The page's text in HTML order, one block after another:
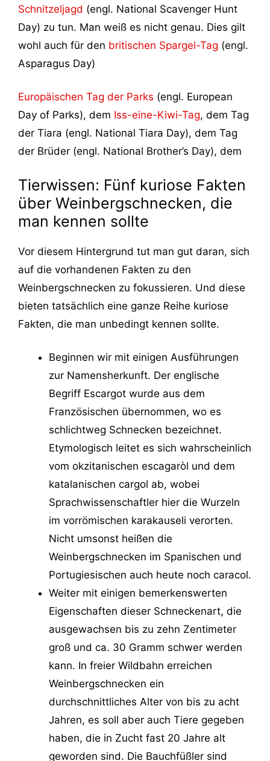
Schnitzeljagd (engl. National Scavenger Hunt
Day) zu tun. Man weiß es nicht genau. Dies gilt
wohl auch für den britischen Spargel-Tag (engl.
Asparagus Day)
Europäischen Tag der Parks (engl. European
Day of Parks), dem Iss-eine-Kiwi-Tag, dem Tag
der Tiara (engl. National Tiara Day), dem Tag
der Brüder (engl. National Brother’s Day), dem
Tierwissen: Fünf kuriose Fakten
über Weinbergschnecken, die
man kennen sollte
Vor diesem Hintergrund tut man gut daran, sich
auf die vorhandenen Fakten zu den
Weinbergschnecken zu fokussieren. Und diese
bieten tatsächlich eine ganze Reihe kuriose
Fakten, die man unbedingt kennen sollte.
Beginnen wir mit einigen Ausführungen
zur Namensherkunft. Der englische
Begriff Escargot wurde aus dem
Französischen übernommen, wo es
schlichtweg Schnecken bezeichnet.
Etymologisch leitet es sich wahrscheinlich
vom okzitanischen escagaròl und dem
katalanischen cargol ab, wobei
Sprachwissenschaftler hier die Wurzeln
im vorrömischen karakauseli verorten.
Nicht umsonst heißen die
Weinbergschnecken im Spanischen und
Portugiesischen auch heute noch caracol.
Weiter mit einigen bemerkenswerten
Eigenschaften dieser Schneckenart, die
ausgewachsen bis zu zehn Zentimeter
groß und ca. 30 Gramm schwer werden
kann. In freier Wildbahn erreichen
Weinbergschnecken ein
durchschnittliches Alter von bis zu acht
Jahren, es soll aber auch Tiere gegeben
haben, die in Zucht fast 20 Jahre alt
geworden sind. Die Bauchfüßler sind